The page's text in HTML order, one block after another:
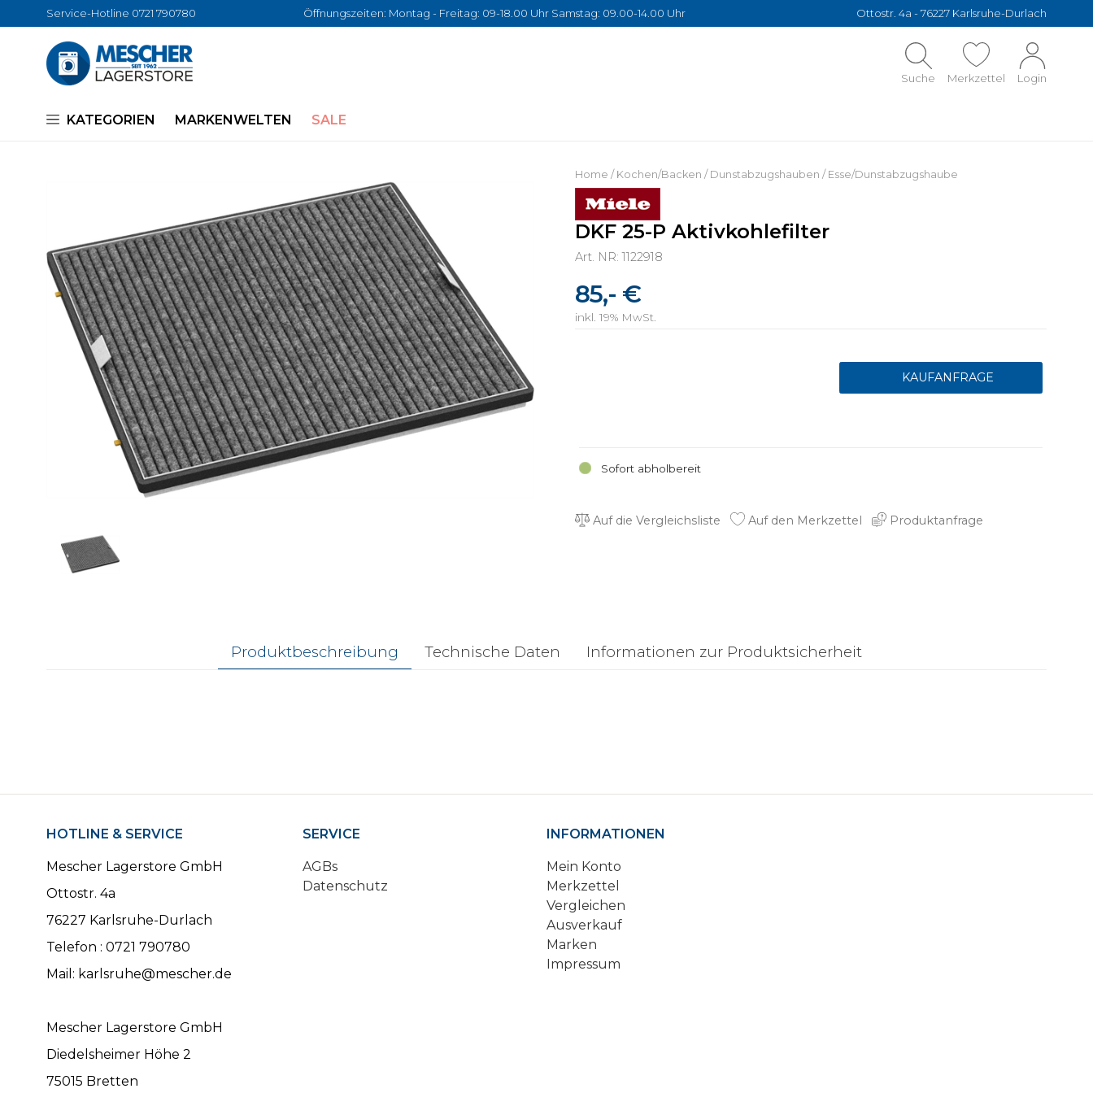
Service-Hotline 0721 790780 Öffnungszeiten: Montag - Freitag: 09-18.00 Uhr Samstag: 09.00-14.00 Uhr Ottostr. 4a - 76227 Karlsruhe-Durlach
Suche Merkzettel Login
KATEGORIEN MARKENWELTEN SALE
Home / Kochen/Backen / Dunstabzugshauben / Esse/Dunstabzugshaube
DKF 25-P Aktivkohlefilter
Art. NR: 1122918
85,- €
inkl. 19% MwSt.
Sofort abholbereit
Auf die Vergleichsliste Auf den Merkzettel Produktanfrage
Produktbeschreibung Technische Daten Informationen zur Produktsicherheit
HOTLINE & SERVICE
Mescher Lagerstore GmbH
Ottostr. 4a
76227 Karlsruhe-Durlach
Telefon : 0721 790780
Mail: karlsruhe@mescher.de
Mescher Lagerstore GmbH
Diedelsheimer Höhe 2
75015 Bretten
SERVICE
AGBs
Datenschutz
INFORMATIONEN
Mein Konto
Merkzettel
Vergleichen
Ausverkauf
Marken
Impressum